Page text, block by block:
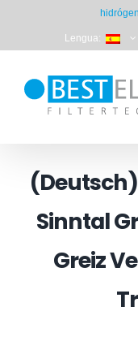
Lengua:
Sinntal
Greiz